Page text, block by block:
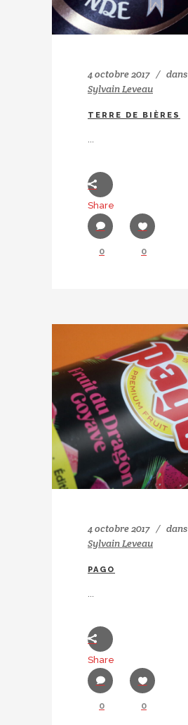
4 octobre 2017 dans
Sylvain Leveau
TERRE DE BIÈRES
Share
0 0
4 octobre 2017 dans
Sylvain Leveau
PAGO
Share
0 0